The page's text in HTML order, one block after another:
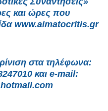
και ώρες που
www.aimatocritis.gr
στα τηλέφωνα:
και e-mail: